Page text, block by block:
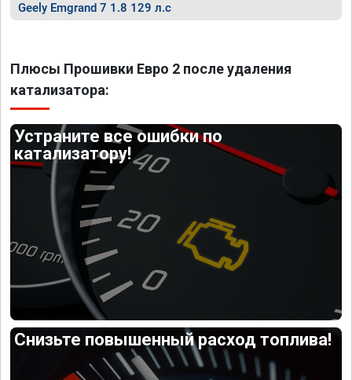
Geely Emgrand 7 1.8 129 л.с
Плюсы Прошивки Евро 2 после удаления
катализатора:
Устраните все ошибки по
катализатору!
Снизьте повышенный расход топлива!